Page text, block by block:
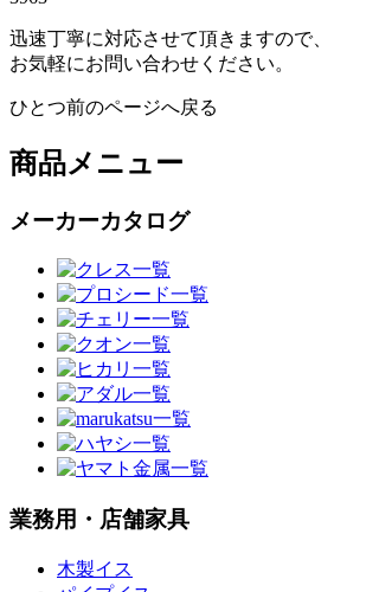
迅速丁寧に対応させて頂きますので、
お気軽にお問い合わせください。
ひとつ前のページへ戻る
商品メニュー
メーカーカタログ
業務用・店舗家具
木製イス